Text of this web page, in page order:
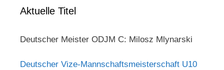
Aktuelle Titel
Deutscher Meister ODJM C: Milosz Mlynarski
Deutscher Vize-Mannschaftsmeisterschaft U10